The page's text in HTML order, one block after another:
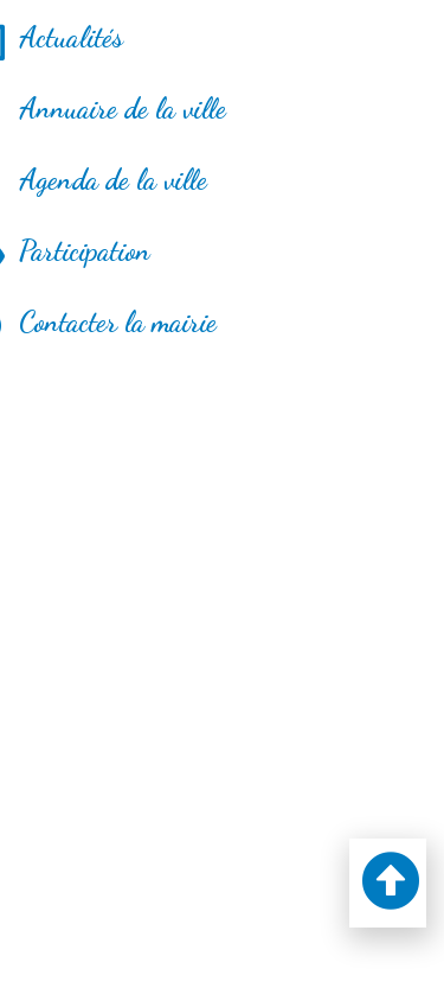
Actualités
Annuaire de la ville
Agenda de la ville
Participation
Contacter la mairie